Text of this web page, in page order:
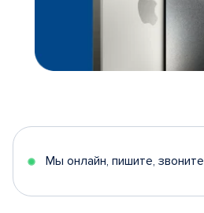
Мы онлайн, пишите, звоните